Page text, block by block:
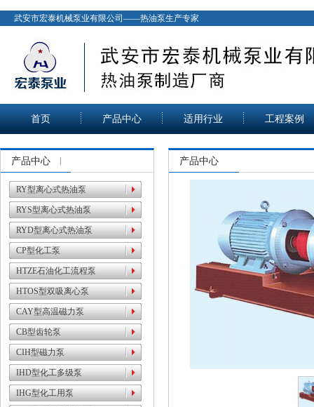
武安市宏泰机械泵业有限公司——热油泵生产专家
首页 产品中心 适用行业 工程案例
产品中心
RY型离心式热油泵
RYS型离心式热油泵
RYD型离心式热油泵
CP型化工泵
HTZE石油化工流程泵
HTOS型双吸离心泵
CAY型高温磁力泵
CB型齿轮泵
CIH型磁力泵
IHD型化工多级泵
IHG型化工用泵
产品中心